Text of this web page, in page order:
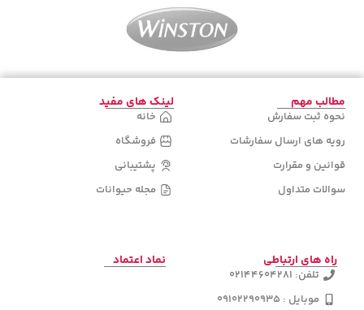
مطالب مهم
نحوه ثبت سفارش
رویه های ارسال سفارشات
قوانین و مقرارت
سوالات متداول
لینک های مفید
خانه
فروشگاه
پشتیبانی
مجله حیوانات
راه های ارتباطی
تلفن: 02144604281
موبایل : 09102290935
نماد اعتماد